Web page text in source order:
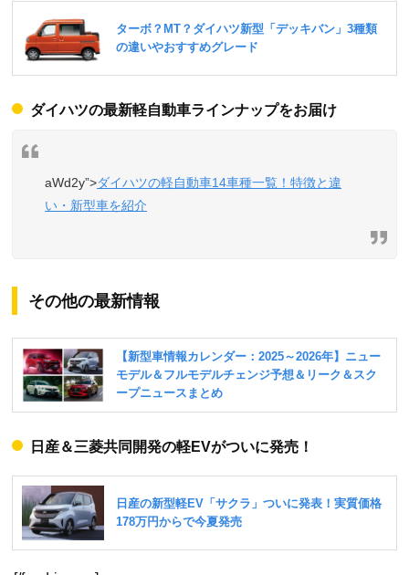
ダイハツの最新軽自動車ラインナップをお届け
aWd2y”>ダイハツの軽自動車14車種一覧！特徴と違
い・新型車を紹介
その他の最新情報
日産＆三菱共同開発の軽EVがついに発売！